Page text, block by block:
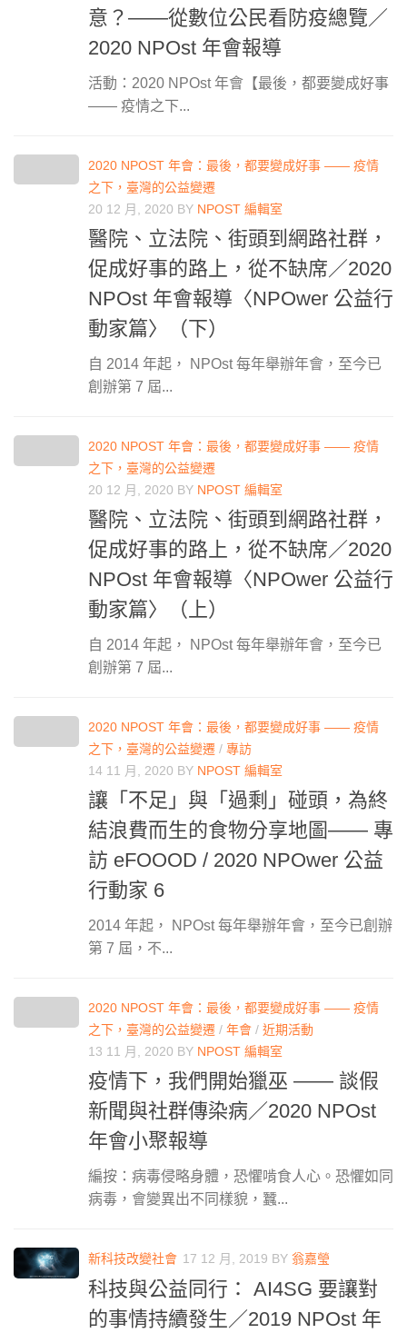
意？——從數位公民看防疫總覽／
2020 NPOst 年會報導
活動：2020 NPOst 年會【最後，都要變成好事
—— 疫情之下...
2020 NPOST 年會：最後，都要變成好事 —— 疫情
之下，臺灣的公益變遷
20 12 月, 2020 BY NPOST 編輯室
醫院、立法院、街頭到網路社群，
促成好事的路上，從不缺席／2020
NPOst 年會報導〈NPOwer 公益行
動家篇〉（下）
自 2014 年起， NPOst 每年舉辦年會，至今已
創辦第 7 屆...
2020 NPOST 年會：最後，都要變成好事 —— 疫情
之下，臺灣的公益變遷
20 12 月, 2020 BY NPOST 編輯室
醫院、立法院、街頭到網路社群，
促成好事的路上，從不缺席／2020
NPOst 年會報導〈NPOwer 公益行
動家篇〉（上）
自 2014 年起， NPOst 每年舉辦年會，至今已
創辦第 7 屆...
2020 NPOST 年會：最後，都要變成好事 —— 疫情
之下，臺灣的公益變遷 / 專訪
14 11 月, 2020 BY NPOST 編輯室
讓「不足」與「過剩」碰頭，為終
結浪費而生的食物分享地圖—— 專
訪 eFOOOD / 2020 NPOwer 公益
行動家 6
2014 年起， NPOst 每年舉辦年會，至今已創辦
第 7 屆，不...
2020 NPOST 年會：最後，都要變成好事 —— 疫情
之下，臺灣的公益變遷 / 年會 / 近期活動
13 11 月, 2020 BY NPOST 編輯室
疫情下，我們開始獵巫 —— 談假
新聞與社群傳染病／2020 NPOst
年會小聚報導
編按：病毒侵略身體，恐懼啃食人心。恐懼如同
病毒，會變異出不同樣貌，蠶...
新科技改變社會 17 12 月, 2019 BY 翁嘉瑩
科技與公益同行： AI4SG 要讓對
的事情持續發生／2019 NPOst 年